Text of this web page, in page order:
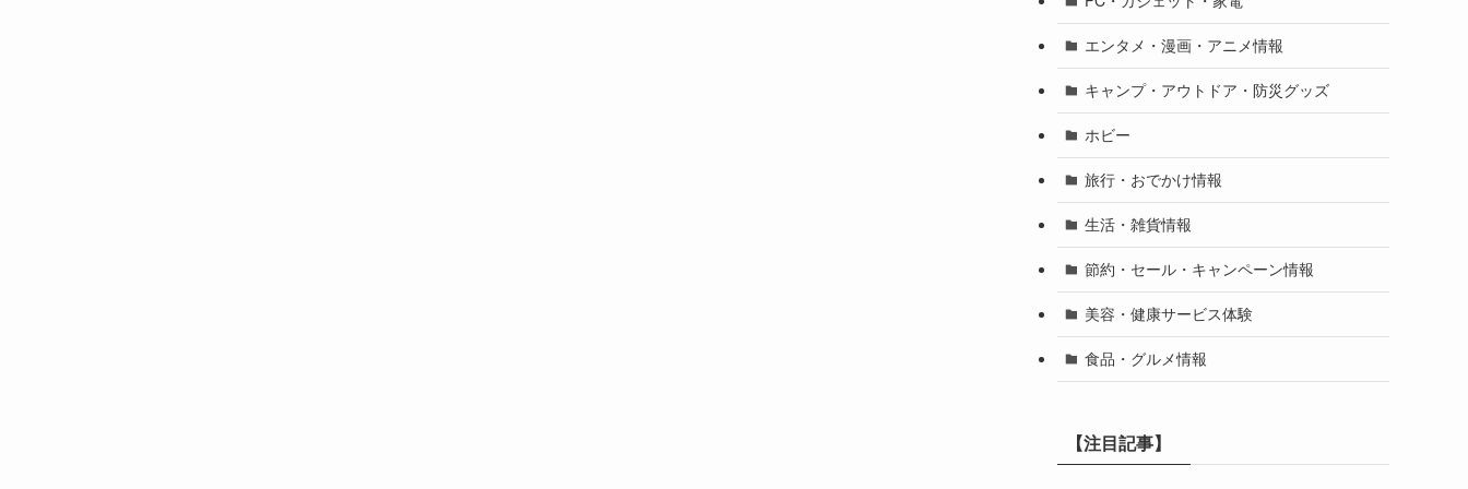
エンタメ・漫画・アニメ情報
キャンプ・アウトドア・防災グッズ
ホビー
旅行・おでかけ情報
生活・雑貨情報
節約・セール・キャンペーン情報
美容・健康サービス体験
食品・グルメ情報
【注目記事】